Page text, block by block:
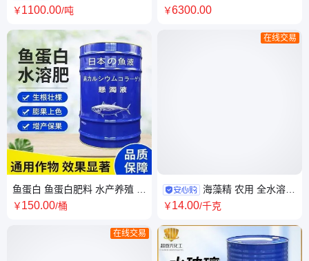
添加 缓凝剂 减水剂 水质改进
￥1100.00/吨
鱼蛋白 鱼蛋白肥料 水产养殖 营
养液 液体肥
￥150.00/桶
在线交易
价格 净水剂
￥6300.00
在线交易
海藻精 农用 全水溶叶
面肥用 生根壮苗膨果 抗病 提高
￥14.00/千克